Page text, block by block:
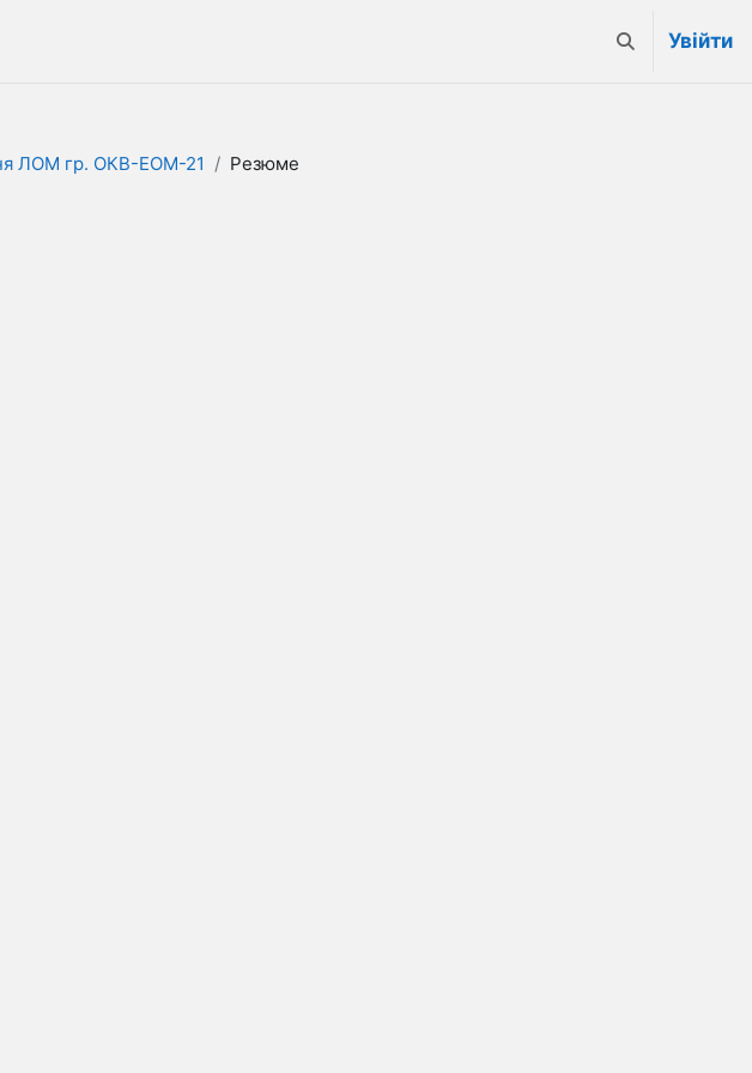
Переключити
Увійти
ЛОМ гр. ОКВ-ЕОМ-21 Резюме